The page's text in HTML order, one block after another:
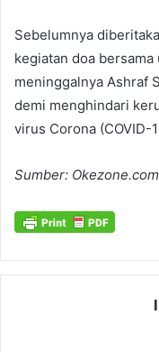
Sebelumnya
kegiatan doa
meninggalnya Ashraf
demi menghindari
virus Corona (COVID-
Sumber: Okezone.com